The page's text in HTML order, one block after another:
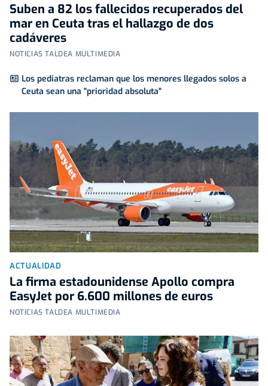
Suben a 82 los fallecidos recuperados del
mar en Ceuta tras el hallazgo de dos
cadáveres
NOTICIAS TALDEA MULTIMEDIA
Los pediatras reclaman que los menores llegados solos a
Ceuta sean una "prioridad absoluta"
ACTUALIDAD
La firma estadounidense Apollo compra
EasyJet por 6.600 millones de euros
NOTICIAS TALDEA MULTIMEDIA